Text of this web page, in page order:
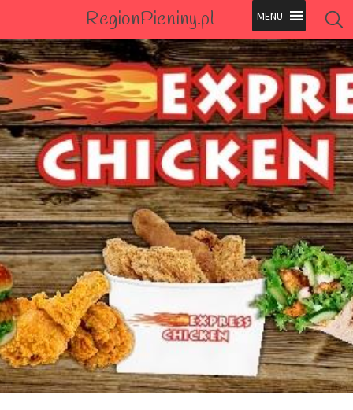
RegionPieniny.pl
Polecane Przez Nas
Wszystkie Obiekty
Wszystkie Obiekty